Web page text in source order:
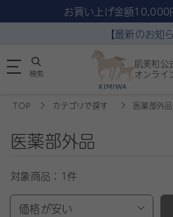
お買い上げ金額10,000
【最新のお知
肌美和公
オンライ
検索
TOP カテゴリで探す 医薬部外品
医薬部外品
対象商品： 1件
価格が安い